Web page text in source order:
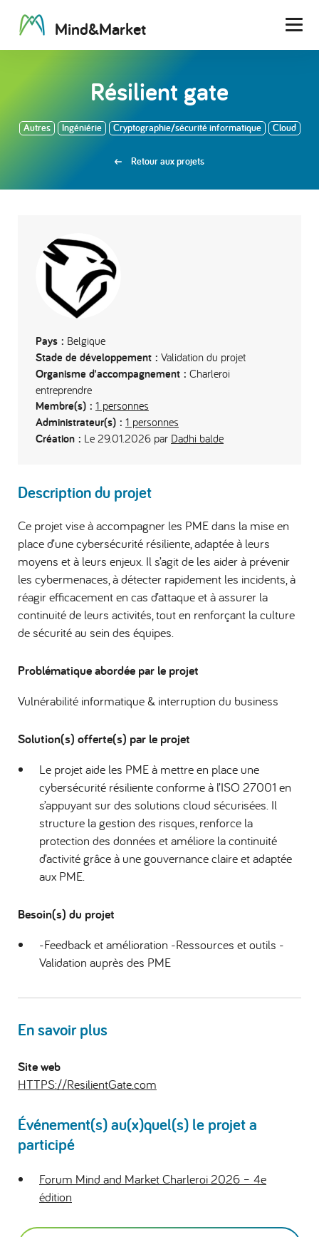
Mind&Market
Résilient gate
Autres Ingéniérie Cryptographie/sécurité informatique Cloud
Retour aux projets
Pays : Belgique
Stade de développement : Validation du projet
Organisme d'accompagnement : Charleroi
entreprendre
Membre(s) : 1 personnes
Administrateur(s) : 1 personnes
Création : Le 29.01.2026 par Dadhi balde
Description du projet
Ce projet vise à accompagner les PME dans la mise en
place d’une cybersécurité résiliente, adaptée à leurs
moyens et à leurs enjeux. Il s’agit de les aider à prévenir
les cybermenaces, à détecter rapidement les incidents, à
réagir efficacement en cas d’attaque et à assurer la
continuité de leurs activités, tout en renforçant la culture
de sécurité au sein des équipes.
Problématique abordée par le projet
Vulnérabilité informatique & interruption du business
Solution(s) offerte(s) par le projet
Le projet aide les PME à mettre en place une
cybersécurité résiliente conforme à l’ISO 27001 en
s’appuyant sur des solutions cloud sécurisées. Il
structure la gestion des risques, renforce la
protection des données et améliore la continuité
d’activité grâce à une gouvernance claire et adaptée
aux PME.
Besoin(s) du projet
-Feedback et amélioration -Ressources et outils -
Validation auprès des PME
En savoir plus
Site web
HTTPS://ResilientGate.com
Événement(s) au(x)quel(s) le projet a
participé
Forum Mind and Market Charleroi 2026 – 4e
édition